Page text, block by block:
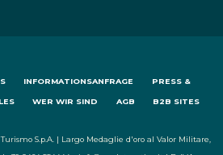
INFORMATIONSANFRAGE PRESS &
WER WIR SIND AGB B2B SITES
S.p.A. | Largo Medaglie d'oro al Valor Militare,